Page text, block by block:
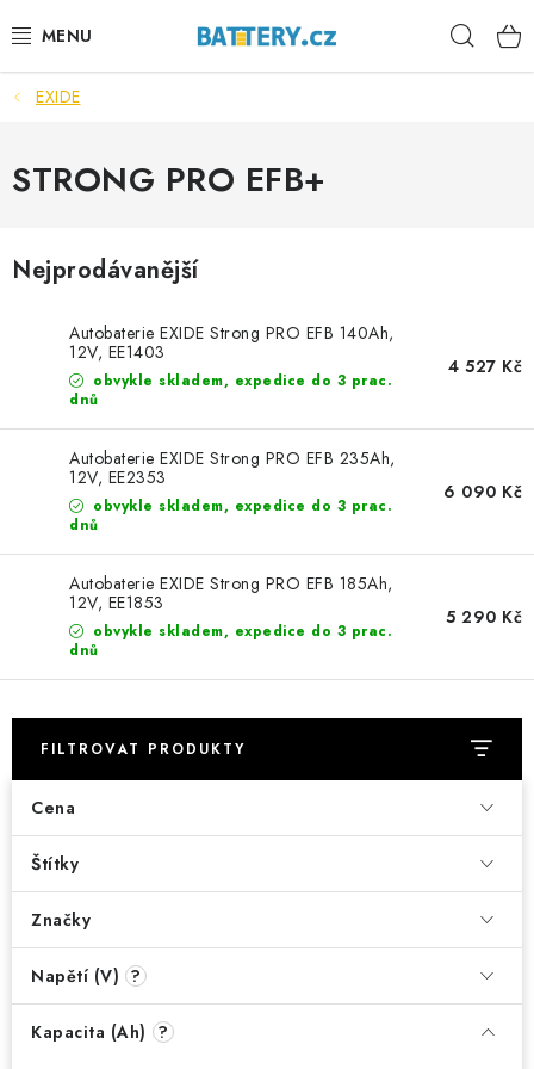
na
VÝHODNÉ SETY
SLUŽBY
MOTOBATERIE
TRAKČNÍ BATERIE
STANIČNÍ BATERIE
BATERIOVÉ BOXY
POWERBANKY
LITHIOVÉ BATERIE
NABÍJEČKY
MĚNIČE NAPĚTÍ
FOTOVOLTAIKA
TESTERY BATERIÍ
BATERIE PRO VYSAVAČE
BATERIE PRO NOUZOVÁ OSVĚTLENÍ
EXIDE
STRONG PRO EFB+
Nejprodávanější
Autobaterie EXIDE Strong PRO EFB 140Ah,
12V, EE1403
obvykle skladem, expedice do 3 prac.
dnů
4 527 Kč
Autobaterie EXIDE Strong PRO EFB 235Ah,
12V, EE2353
obvykle skladem, expedice do 3 prac.
dnů
6 090 Kč
Autobaterie EXIDE Strong PRO EFB 185Ah,
12V, EE1853
obvykle skladem, expedice do 3 prac.
dnů
5 290 Kč
FILTROVAT PRODUKTY
Cena
Štítky
Značky
Napětí (V) ?
Kapacita (Ah) ?